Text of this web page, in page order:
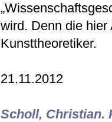
wird. Denn die
Kunsttheoretiker.
21.11.2012
Scholl, Christian.